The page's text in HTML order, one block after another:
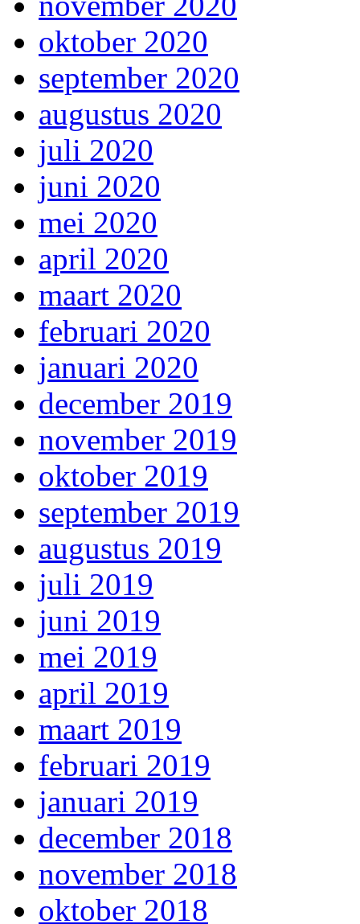
oktober 2020
september 2020
augustus 2020
juli 2020
juni 2020
mei 2020
april 2020
maart 2020
februari 2020
januari 2020
december 2019
november 2019
oktober 2019
september 2019
augustus 2019
juli 2019
juni 2019
mei 2019
april 2019
maart 2019
februari 2019
januari 2019
december 2018
november 2018
oktober 2018